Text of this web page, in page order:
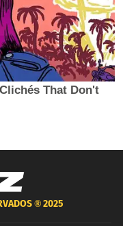
®2025